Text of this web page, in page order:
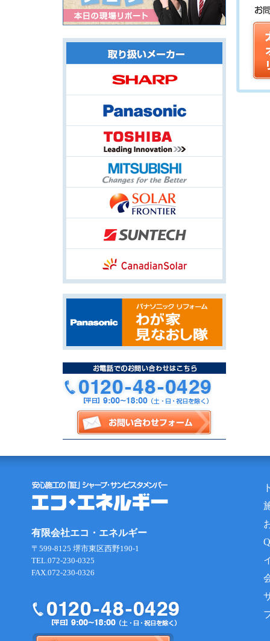
有限会社エコ・エネルギー
〒599-8125 堺市東区西野190-1
TEL.072-230-0325
FAX.072-230-0326